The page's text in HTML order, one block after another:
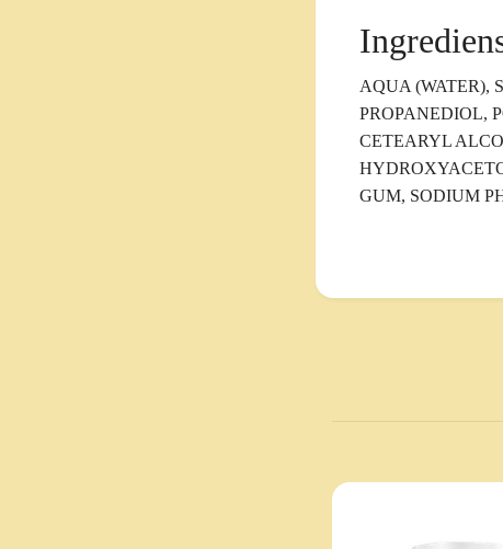
AQUA (WATER),
PROPANEDIOL,
CETEARYL
GUM, SODIUM